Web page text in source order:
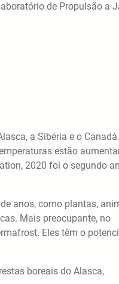
de Propulsão a
a Sibéria e o Canadá.
estão
2020 foi o segundo
anos, como plantas,
Mais preocupante, no
Eles têm o
boreais do Alasca,